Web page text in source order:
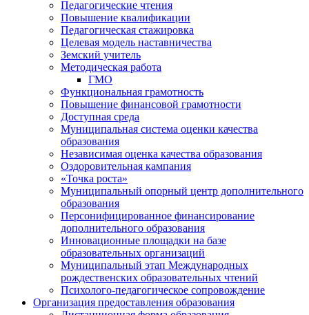
Педагогические чтения
Повышение квалификации
Педагогическая стажировка
Целевая модель наставничества
Земский учитель
Методическая работа
ГМО
Функциональная грамотность
Повышение финансовой грамотности
Доступная среда
Муниципальная система оценки качества
образования
Независимая оценка качества образования
Оздоровительная кампания
«Точка роста»
Муниципальный опорный центр дополнительного
образования
Персонифицированное финансирование
дополнительного образования
Инновационные площадки на базе
образовательных организаций
Муниципальный этап Международных
рождественских образовательных чтений
Психолого-педагогическое сопровождение
Организация предоставления образования